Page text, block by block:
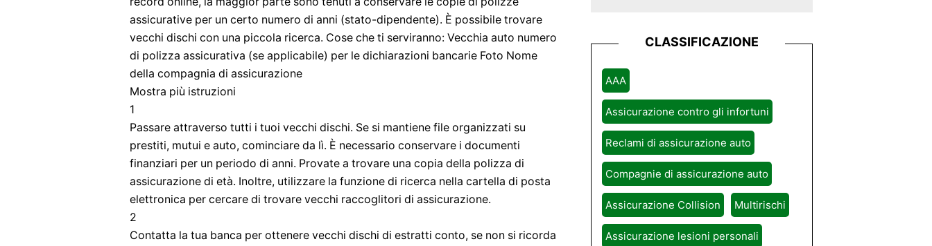
assicurative per un certo numero di anni (stato-dipendente). È possibile trovare
vecchi dischi con una piccola ricerca. Cose che ti serviranno: Vecchia auto numero
di polizza assicurativa (se applicabile) per le dichiarazioni bancarie Foto Nome
della compagnia di assicurazione
Mostra più istruzioni
1
Passare attraverso tutti i tuoi vecchi dischi. Se si mantiene file organizzati su
prestiti, mutui e auto, cominciare da lì. È necessario conservare i documenti
finanziari per un periodo di anni. Provate a trovare una copia della polizza di
assicurazione di età. Inoltre, utilizzare la funzione di ricerca nella cartella di posta
elettronica per cercare di trovare vecchi raccoglitori di assicurazione.
2
Contatta la tua banca per ottenere vecchi dischi di estratti conto, se non si ricorda
CLASSIFICAZIONE
AAA
Assicurazione contro gli infortuni
Reclami di assicurazione auto
Compagnie di assicurazione auto
Assicurazione Collision Multirischi
Assicurazione lesioni personali